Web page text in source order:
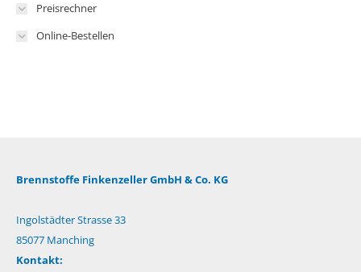
Preisrechner
Online-Bestellen
Brennstoffe Finkenzeller GmbH & Co. KG
Ingolstädter Strasse 33
85077 Manching
Kontakt: